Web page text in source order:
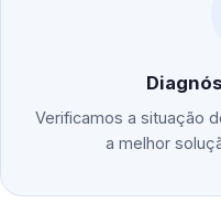
Verificamos a situação
a melhor